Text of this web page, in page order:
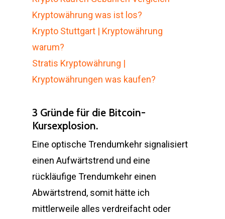
Kryptowährung was ist los?
Krypto Stuttgart | Kryptowährung
warum?
Stratis Kryptowährung |
Kryptowährungen was kaufen?
3 Gründe für die Bitcoin-
Kursexplosion.
Eine optische Trendumkehr signalisiert
einen Aufwärtstrend und eine
rückläufige Trendumkehr einen
Abwärtstrend, somit hätte ich
mittlerweile alles verdreifacht oder